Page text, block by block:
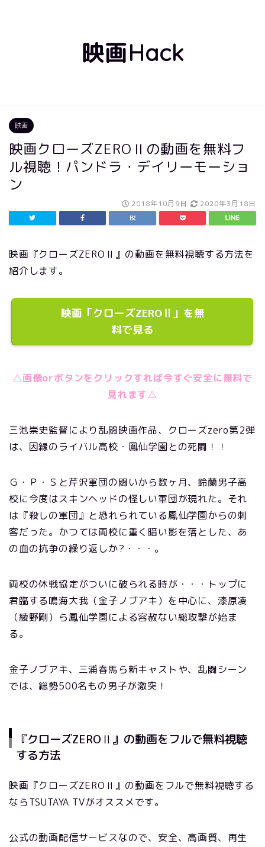
映画Hack
映画
映画クローズZEROⅡの動画を無料フ
ル視聴！パンドラ・デイリーモーショ
ン
2018年10月9日 2020年3月18日
映画『クローズZEROⅡ』の動画を無料視聴する方法を
紹介します。
映画「クローズZEROⅡ」を無
料で見る
△画像orボタンをクリックすれば今すぐ安全に無料で
見れます△
三池崇史監督により乱闘映画作品、クローズzero第2弾
は、因縁のライバル高校・鳳仙学園との死闘！！
Ｇ・Ｐ・Ｓと芹沢軍団の闘いから数ヶ月、鈴蘭男子高
校に今度はスキンヘッドの怪しい軍団が現れた。それ
は『殺しの軍団』と恐れられている鳳仙学園からの刺
客だった。かつては両校に重く暗い影を落とした、あ
の血の抗争の繰り返しか?・・・。
両校の休戦協定がついに破られる時が・・・トップに
君臨する鳴海大我（金子ノブアキ）を中心に、漆原凌
（綾野剛）ら鳳仙学園による容赦ない総攻撃が始ま
る。
金子ノブアキ、三浦春馬ら新キャストや、乱闘シーン
では、総勢500名もの男子が激突！
『クローズZEROⅡ』の動画をフルで無料視聴
する方法
映画『クローズZEROⅡ』の動画をフルで無料視聴する
ならTSUTAYA TVがオススメです。
公式の動画配信サービスなので、安全、高画質、再生